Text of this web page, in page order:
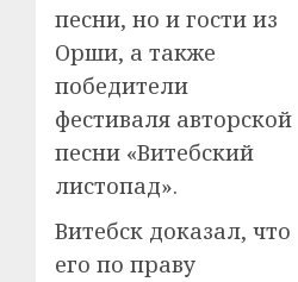
песни, но и гости из
Орши, а также
победители
фестиваля авторской
песни «Витебский
листопад».
Витебск доказал, что
его по праву